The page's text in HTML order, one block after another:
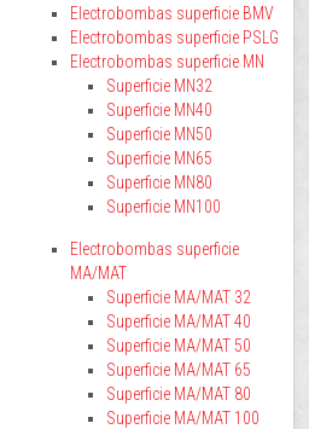
Electrobombas superficie BMV
Electrobombas superficie PSLG
Electrobombas superficie MN
Superficie MN32
Superficie MN40
Superficie MN50
Superficie MN65
Superficie MN80
Superficie MN100
Electrobombas superficie
MA/MAT
Superficie MA/MAT 32
Superficie MA/MAT 40
Superficie MA/MAT 50
Superficie MA/MAT 65
Superficie MA/MAT 80
Superficie MA/MAT 100